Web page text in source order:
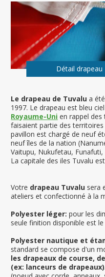
Le drapeau de Tuvalu a
1997. Le drapeau est bleu
Royaume-Uni en rappel des
faisaient partie des
pavillon est chargé de neuf
neuf îles de la nation
Vaitupu, Nukufetau,
La capitale des iles Tuvalu
Votre drapeau Tuvalu sera
ateliers et confectionné à la
Polyester léger: pour les
seule finition disponible est
Polyester nautique et
standard se compose d'un
les drapeaux de course,
(ex: lanceurs de drapeaux)
Détail drapeau